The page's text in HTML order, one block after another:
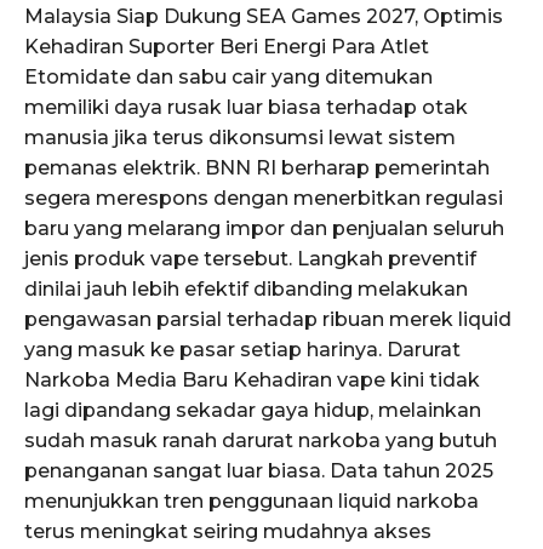
Malaysia Siap Dukung SEA Games 2027, Optimis
Kehadiran Suporter Beri Energi Para Atlet
Etomidate dan sabu cair yang ditemukan
memiliki daya rusak luar biasa terhadap otak
manusia jika terus dikonsumsi lewat sistem
pemanas elektrik. BNN RI berharap pemerintah
segera merespons dengan menerbitkan regulasi
baru yang melarang impor dan penjualan seluruh
jenis produk vape tersebut. Langkah preventif
dinilai jauh lebih efektif dibanding melakukan
pengawasan parsial terhadap ribuan merek liquid
yang masuk ke pasar setiap harinya. Darurat
Narkoba Media Baru Kehadiran vape kini tidak
lagi dipandang sekadar gaya hidup, melainkan
sudah masuk ranah darurat narkoba yang butuh
penanganan sangat luar biasa. Data tahun 2025
menunjukkan tren penggunaan liquid narkoba
terus meningkat seiring mudahnya akses